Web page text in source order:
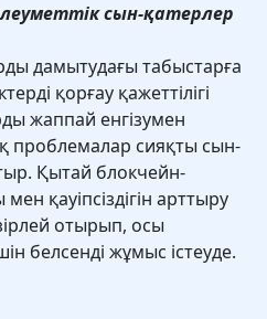
сын-қатерлер
дамытудағы табыстарға
қорғау қажеттілігі
жаппай енгізумен
проблемалар сияқты сын-
Қытай блокчейн-
қауіпсіздігін арттыру
отырып, осы
белсенді жұмыс істеуде.